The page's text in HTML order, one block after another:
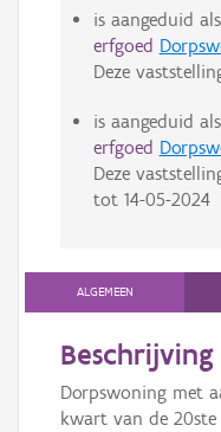
is aangeduid als
erfgoed
Deze
is aangeduid als
erfgoed
Deze
tot 14-05-2024
ALGEMEEN
Beschrijving
Dorpswoning met
kwart van de